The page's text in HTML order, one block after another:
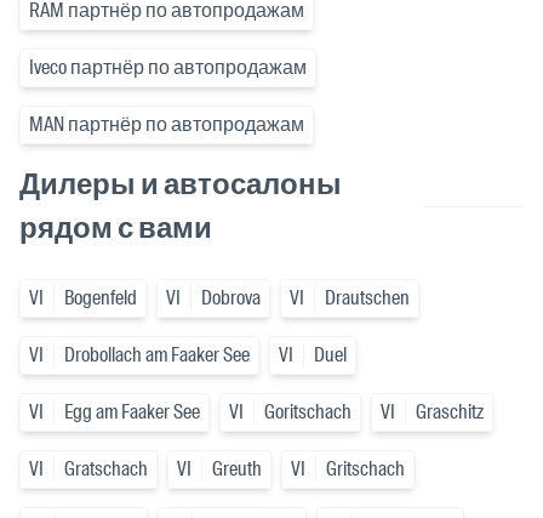
RAM партнёр по автопродажам
Iveco партнёр по автопродажам
MAN партнёр по автопродажам
Дилеры и автосалоны
рядом с вами
VI Bogenfeld VI Dobrova VI Drautschen
VI Drobollach am Faaker See VI Duel
VI Egg am Faaker See VI Goritschach VI Graschitz
VI Gratschach VI Greuth VI Gritschach